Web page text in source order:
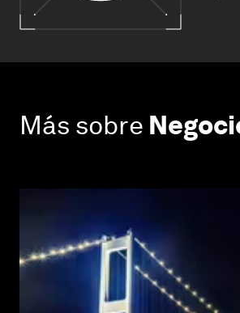
Más sobre